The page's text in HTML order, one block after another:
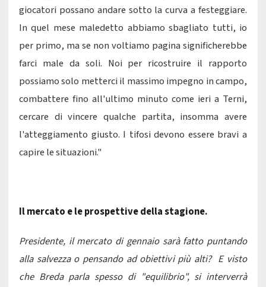
giocatori possano andare sotto la curva a festeggiare.
In quel mese maledetto abbiamo sbagliato tutti, io
per primo, ma se non voltiamo pagina significherebbe
farci male da soli. Noi per ricostruire il rapporto
possiamo solo metterci il massimo impegno in campo,
combattere fino all'ultimo minuto come ieri a Terni,
cercare di vincere qualche partita, insomma avere
l'atteggiamento giusto. I tifosi devono essere bravi a
capire le situazioni."
Il mercato e le prospettive della stagione.
Presidente, il mercato di gennaio sarà fatto puntando
alla salvezza o pensando ad obiettivi più alti? E visto
che Breda parla spesso di "equilibrio", si interverrà